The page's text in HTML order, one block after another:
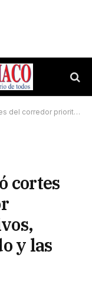
alterando el recorrido y las frecuencias
cortes
y las